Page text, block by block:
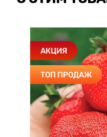
АКЦИЯ
ТОП ПРОДАЖ